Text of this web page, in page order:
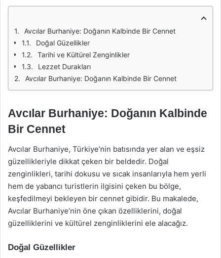
Avcılar Burhaniye: Doğanın Kalbinde Bir Cennet
Doğal Güzellikler
Tarihi ve Kültürel Zenginlikler
Lezzet Durakları
Avcılar Burhaniye: Doğanın Kalbinde Bir Cennet
Avcılar Burhaniye: Doğanın Kalbinde
Bir Cennet
Avcılar Burhaniye, Türkiye’nin batısında yer alan ve eşsiz
güzellikleriyle dikkat çeken bir beldedir. Doğal
zenginlikleri, tarihi dokusu ve sıcak insanlarıyla hem yerli
hem de yabancı turistlerin ilgisini çeken bu bölge,
keşfedilmeyi bekleyen bir cennet gibidir. Bu makalede,
Avcılar Burhaniye’nin öne çıkan özelliklerini, doğal
güzelliklerini ve kültürel zenginliklerini ele alacağız.
Doğal Güzellikler